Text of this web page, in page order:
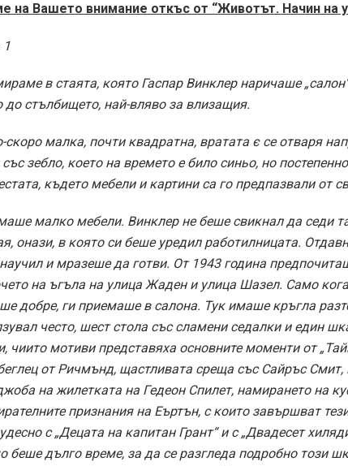
на Вашето внимание откъс от “Животът. Начин на
1
в стаята, която Гаспар Винклер наричаше
до стълбището, най-вляво за влизащия.
скоро малка, почти квадратна, вратата є се отваря
зебло, което на времето е било синьо, но
където мебели и картини са го предпазвали от
малко мебели. Винклер не беше свикнал да седи
онази, в която си беше уредил работилницата.
и мразеше да готви. От 1943 година
на ъгъла на улица Жаден и улица Шазел. Само
добре, ги приемаше в салона. Тук имаше кръгла
често, шест стола със сламени седалки и един
чиито мотиви представяха основните моменти от
от Ричмънд, щастливата среща със Сайръс Смит,
на жилетката на Гедеон Спилет, намирането на
признания на Еъртън, с които завършват
с „Децата на капитан Грант“ и с „Двадесет
беше дълго време, за да се разгледа подробно този